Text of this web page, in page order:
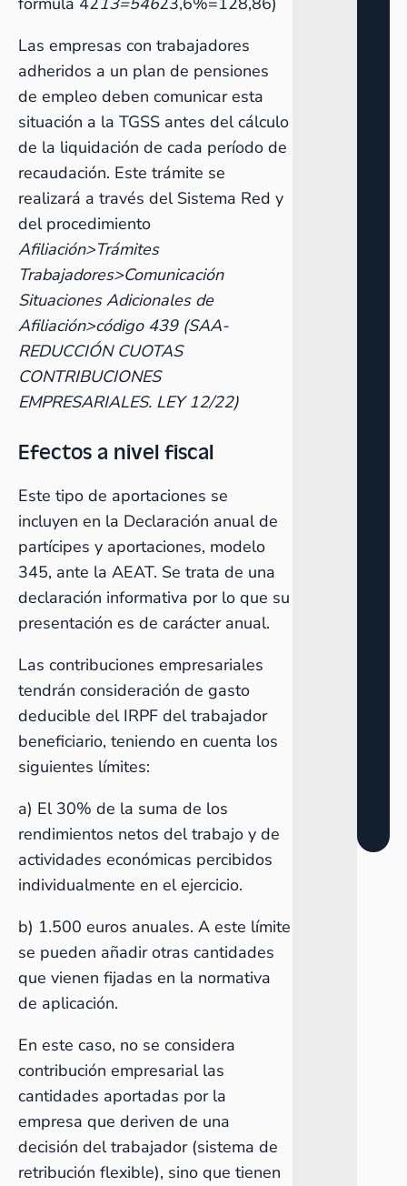
Las empresas con trabajadores
adheridos a un plan de pensiones
de empleo deben comunicar esta
situación a la TGSS antes del cálculo
de la liquidación de cada período de
recaudación. Este trámite se
realizará a través del Sistema Red y
del procedimiento
Afiliación>Trámites
Trabajadores>Comunicación
Situaciones Adicionales de
Afiliación>código 439 (SAA-
REDUCCIÓN CUOTAS
CONTRIBUCIONES
EMPRESARIALES. LEY 12/22)
Efectos a nivel fiscal
Este tipo de aportaciones se
incluyen en la Declaración anual de
partícipes y aportaciones, modelo
345, ante la AEAT. Se trata de una
declaración informativa por lo que su
presentación es de carácter anual.
Las contribuciones empresariales
tendrán consideración de gasto
deducible del IRPF del trabajador
beneficiario, teniendo en cuenta los
siguientes límites:
a) El 30% de la suma de los
rendimientos netos del trabajo y de
actividades económicas percibidos
individualmente en el ejercicio.
b) 1.500 euros anuales. A este límite
se pueden añadir otras cantidades
que vienen fijadas en la normativa
de aplicación.
En este caso, no se considera
contribución empresarial las
cantidades aportadas por la
empresa que deriven de una
decisión del trabajador (sistema de
retribución flexible), sino que tienen